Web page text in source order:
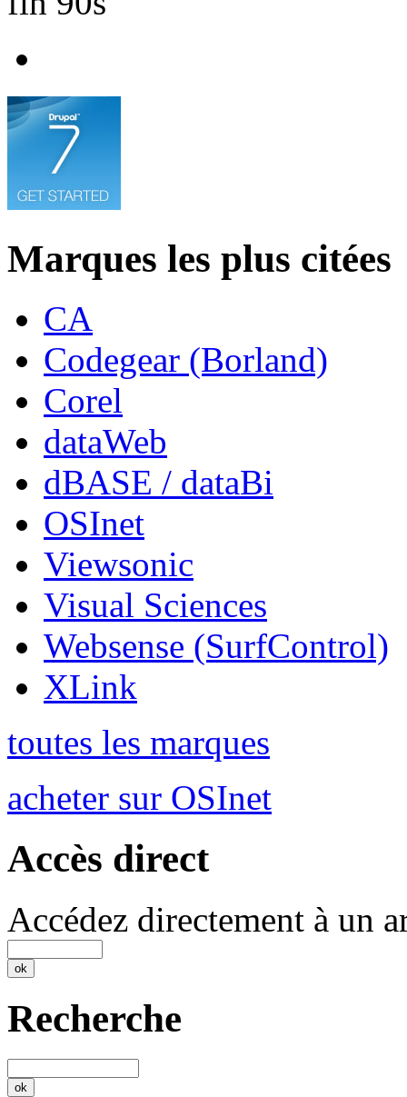
Marques les plus citées
CA
Codegear (Borland)
Corel
dataWeb
dBASE / dataBi
OSInet
Viewsonic
Visual Sciences
Websense (SurfControl)
XLink
toutes les marques
acheter sur OSInet
Accès direct
Accédez directement à un
Recherche